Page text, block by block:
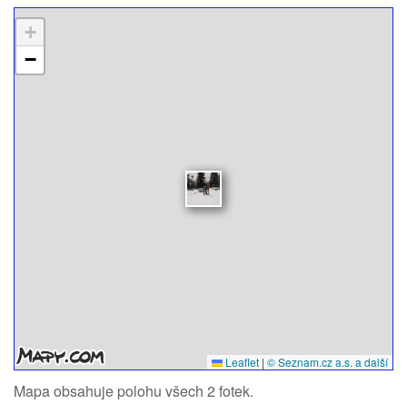
+
−
Leaflet | © Seznam.cz a.s. a další
Mapa obsahuje polohu všech 2 fotek.